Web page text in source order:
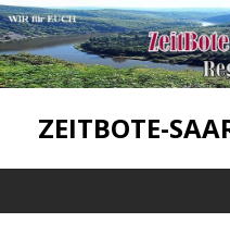
ZEITBOTE-